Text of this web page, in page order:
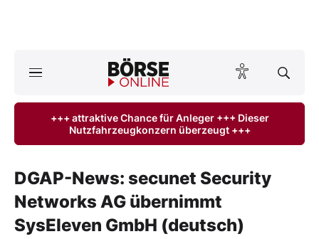
ktuelle Ausgabe BÖRSE ONLINE lesen
Finanz-Check
+++ attraktive Chance für Anleger +++ Dieser
Nutzfahrzeugkonzern überzeugt +++
DGAP-News: secunet Security
Networks AG übernimmt
SysEleven GmbH (deutsch)